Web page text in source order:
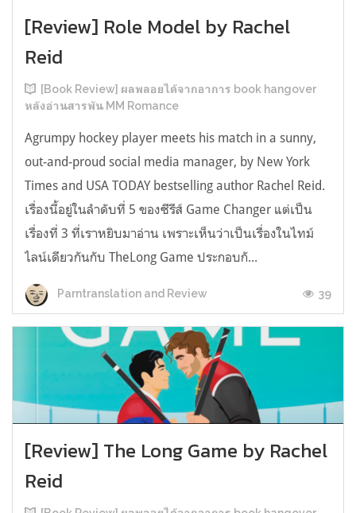
[Review] Role Model by Rachel
Reid
[Book Review] ผลพลอยได้จากอาการ book hangover
หลังอ่านสารพัน MM Romance
Agrumpy hockey player meets his match in a sunny,
out-and-proud social media manager, by New York
Times and USA TODAY bestselling author Rachel Reid.
เรื่องนี้อยู่ในลำดับที่ 5 ของซีรีส์ Game Changer แต่เป็น
เรื่องที่ 3 ที่เราหยิบมาอ่าน เพราะเห็นว่าเป็นเรื่องในไทม์
ไลน์เดียวกันกับ TheLong Game ประกอบกั...
Parntranslation and Review 39
[Review] The Long Game by Rachel
Reid